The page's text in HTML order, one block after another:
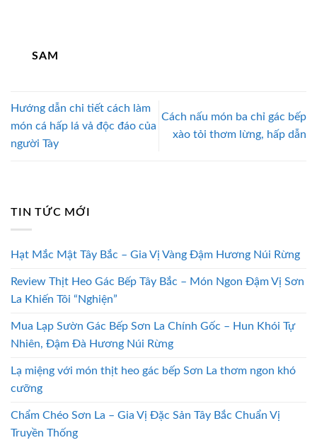
SAM
Hướng dẫn chi tiết cách làm
món cá hấp lá vả độc đáo của
người Tày
Cách nấu món ba chỉ gác bếp
xào tỏi thơm lừng, hấp dẫn
TIN TỨC MỚI
Hạt Mắc Mật Tây Bắc – Gia Vị Vàng Đậm Hương Núi Rừng
Review Thịt Heo Gác Bếp Tây Bắc – Món Ngon Đậm Vị Sơn
La Khiến Tôi “Nghiện”
Mua Lạp Sườn Gác Bếp Sơn La Chính Gốc – Hun Khói Tự
Nhiên, Đậm Đà Hương Núi Rừng
Lạ miệng với món thịt heo gác bếp Sơn La thơm ngon khó
cưỡng
Chẩm Chéo Sơn La – Gia Vị Đặc Sản Tây Bắc Chuẩn Vị
Truyền Thống